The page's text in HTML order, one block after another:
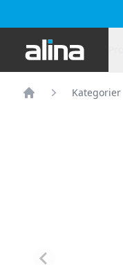
Alina.se
Kategorier